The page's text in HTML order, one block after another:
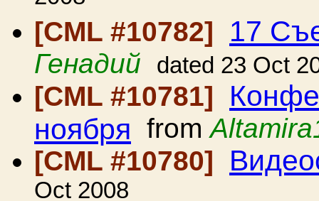
[CML #10782]
17
Генадий dated 23 Oct
[CML #10781]
ноября from
[CML #10780]
Oct 2008